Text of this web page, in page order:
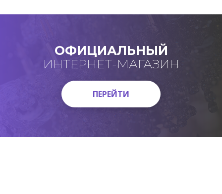
ОФИЦИАЛЬНЫЙ
ИНТЕРНЕТ-МАГАЗИН
ПЕРЕЙТИ
ПЕРЕЙТИ